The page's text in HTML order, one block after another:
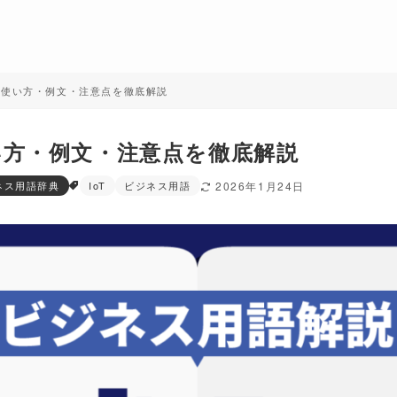
い方・例文・注意点を徹底解説
・例文・注意点を徹底解説
ス用語辞典 IoT ビジネス用語 2026年1月24日